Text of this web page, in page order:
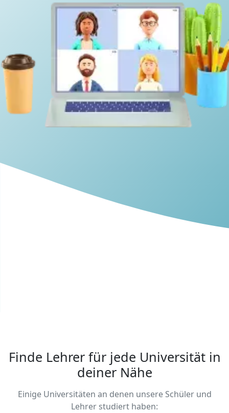
Finde Lehrer für jede Universität in
deiner Nähe
Einige Universitäten an denen unsere Schüler und
Lehrer studiert haben: